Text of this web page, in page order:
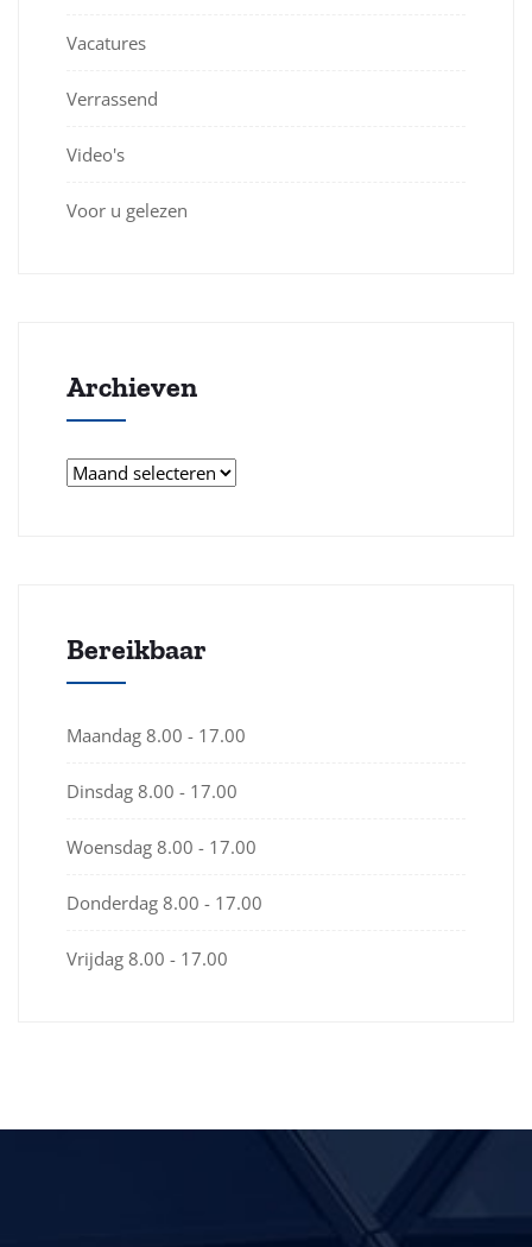
Vacatures
Verrassend
Video's
Voor u gelezen
Archieven
Bereikbaar
Maandag 8.00 - 17.00
Dinsdag 8.00 - 17.00
Woensdag 8.00 - 17.00
Donderdag 8.00 - 17.00
Vrijdag 8.00 - 17.00